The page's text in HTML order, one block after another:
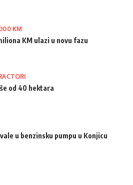
KM
KM ulazi u novu fazu
od 40 hektara
u benzinsku pumpu u Konjicu